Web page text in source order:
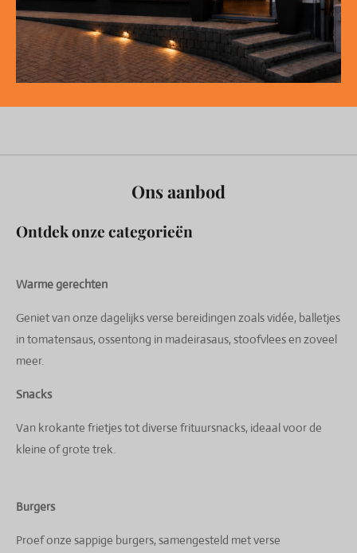
Ons aanbod
Ontdek onze categorieën
Warme gerechten
Geniet van onze dagelijks verse bereidingen zoals vidée, balletjes
in tomatensaus, ossentong in madeirasaus, stoofvlees en zoveel
meer.
Snacks
Van krokante frietjes tot diverse frituursnacks, ideaal voor de
kleine of grote trek.
Burgers
Proef onze sappige burgers, samengesteld met verse